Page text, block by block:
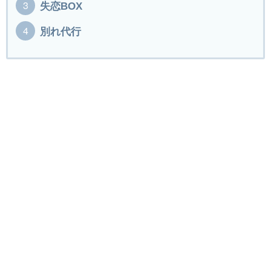
失恋BOX
別れ代行